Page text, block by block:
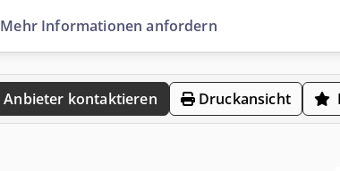
Mehr Informationen anfordern
Anbieter kontaktieren Druckansicht